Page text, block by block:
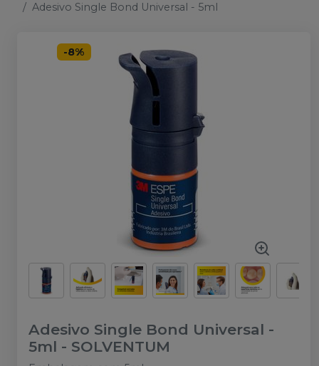
Adesivo Single Bond Universal - 5ml
-8%
Adesivo Single Bond Universal -
5ml - SOLVENTUM